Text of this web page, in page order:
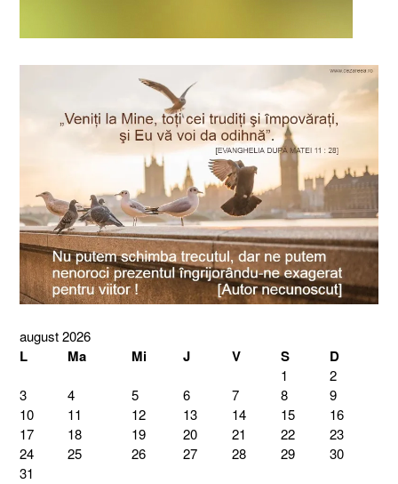
august 2026
L Ma Mi J V S D
1
2
3
4 5 6 7 8
9
10
11 12 13 14 15
16
17
18 19 20 21 22
23
24
25 26 27 28 29
30
31